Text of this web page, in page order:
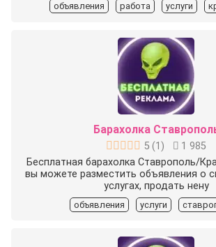
объявления работа услуги
Барахолка
5 (1 )
1 985
Бесплатная барахолка Ставрополь/
вы можете разместить объявления о
услугах, продать нену
объявления услуги